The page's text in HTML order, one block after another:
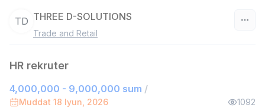
Sotuv agenti
TD THREE D-SOLUTIONS
Trade and Retail
HR rekruter
4,000,000 - 9,000,000 sum /
Muddat 18 Iyun, 2026 1092